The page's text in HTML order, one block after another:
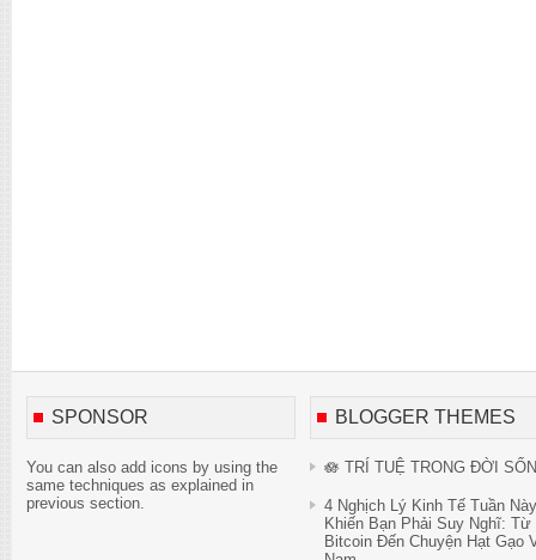
SPONSOR
You can also add icons by using the
same techniques as explained in
previous section.
BLOGGER THEMES
🪷 TRÍ TUỆ TRONG ĐỜI
4 Nghịch Lý Kinh Tế Tuần Này
Khiến Bạn Phải Suy Nghĩ: Từ
Bitcoin Đến Chuyện Hạt Gạo